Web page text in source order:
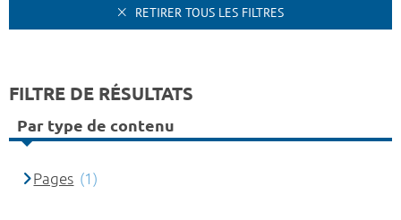
RETIRER TOUS LES FILTRES
FILTRE DE RÉSULTATS
Par type de contenu
Pages (1)